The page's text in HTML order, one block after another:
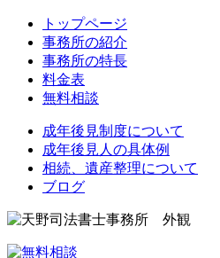
トップページ
事務所の紹介
事務所の特長
料金表
無料相談
成年後見制度について
成年後見人の具体例
相続、遺産整理について
ブログ